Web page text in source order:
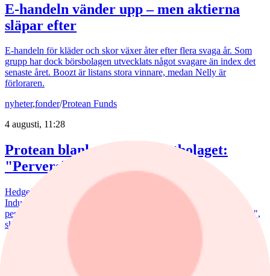
E-handeln vänder upp – men aktierna
släpar efter
E-handeln för kläder och skor växer åter efter flera svaga år. Som
grupp har dock börsbolagen utvecklats något svagare än index det
senaste året. Boozt är listans stora vinnare, medan Nelly är
förloraren.
nyheter,fonder/Protean Funds
4 augusti, 11:28
Protean blankar investmentbolaget:
"Perversiteter"
Hedgefondförvaltaren Pontus Dackmo ställer sig tveksam till
Industrivärdens premievärdering. "För oss är detta en av de
perversiteter som skapas av mekaniska köp och flykten till passivt",
skriver Protean-förvaltaren, som tagit en kort position i aktien.
Astra Zeneca